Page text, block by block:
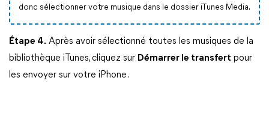
donc sélectionner votre musique dans le dossier iTunes Media.
Étape 4. Après avoir sélectionné toutes les musiques de la
bibliothèque iTunes, cliquez sur Démarrer le transfert pour
les envoyer sur votre iPhone.